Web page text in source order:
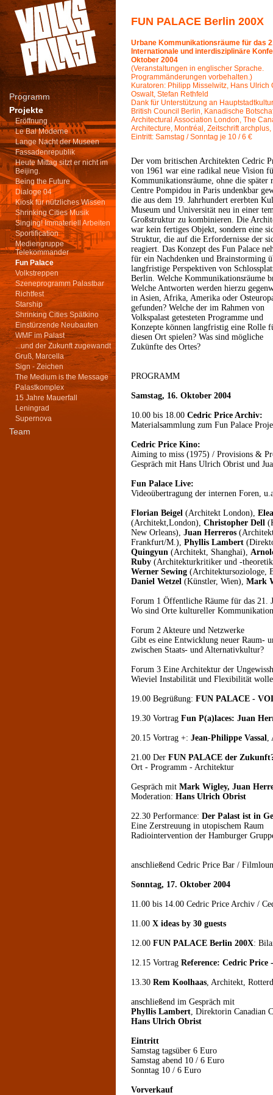
Programm
Projekte
Eröffnung
Le Bal Moderne
Lange Nacht der Museen
Fassadenrepublik
Heute Mittag sitzt er nicht im
Beijing.
Being the Future
Dialoge 04
Kiosk für nützliches Wissen
Shrinking Cities Musik
Singing! Immateriell Arbeiten
Sportification
Mediengruppe
Telekommander
Fun Palace
Volkstreppen
Szeneprogramm Palastbar
Richtfest
Starship
Shrinking Cities Spätkino
Einstürzende Neubauten
WMF im Palast
...und der Zukunft zugewandt
Gruß, Marcella
Sign - Zeichen
The Medium is the Message
Palastkomplex
15 Jahre Mauerfall
Leningrad
Supernova
Team
FUN PALACE Berlin 200X
Urbane Kommunikationsräume für das
Internationale und interdisziplinäre
Oktober 2004
(Veranstaltungen in englischer Sprache.
Programmänderungen vorbehalten.)
Kuratoren: Philipp Misselwitz, Hans Ulrich
Oswalt, Stefan Rethfeld
Dank für Unterstützung an
British Council Berlin, Kanadische
Architectural Association London, The
Architecture, Montréal, Zeitschrift
Eintritt: Samstag / Sonntag je 10 / 6 €
Der vom britischen Architekten Cedric
von 1961 war eine radikal neue Vision
Kommunikationsräume, ohne die später
Centre Pompidou in Paris undenkbar
die aus dem 19. Jahrhundert ererbten
Museum und Universität neu in einer
Großstruktur zu kombinieren. Die
war kein fertiges Objekt, sondern eine
Struktur, die auf die Erfordernisse der
reagiert. Das Konzept des Fun Palace
für ein Nachdenken und Brainstorming
langfristige Perspektiven von
Berlin. Welche Kommunikationsräume
Welche Antworten werden hierzu
in Asien, Afrika, Amerika oder
gefunden? Welche der im Rahmen von
Volkspalast getesteten Programme und
Konzepte können langfristig eine Rolle
diesen Ort spielen? Was sind mögliche
Zukünfte des Ortes?
PROGRAMM
Samstag, 16. Oktober 2004
10.00 bis 18.00 Cedric Price Archiv:
Materialsammlung zum Fun Palace
Cedric Price Kino:
Aiming to miss (1975) / Provisions &
Gespräch mit Hans Ulrich Obrist und
Fun Palace Live:
Videoübertragung der internen Foren,
Florian Beigel (Architekt London),
(Architekt,London), Christopher Dell
New Orleans), Juan Herreros
Frankfurt/M.), Phyllis Lambert
Quingyun (Architekt, Shanghai),
Ruby (Architekturkritiker und -
Werner Sewing (Architektursoziologe,
Daniel Wetzel (Künstler, Wien), Mark
Forum 1 Öffentliche Räume für das 21.
Wo sind Orte kultureller
Forum 2 Akteure und Netzwerke
Gibt es eine Entwicklung neuer Raum-
zwischen Staats- und Alternativkultur?
Forum 3 Eine Architektur der
Wieviel Instabilität und Flexibilität
19.00 Begrüßung: FUN PALACE -
19.30 Vortrag Fun P(a)laces: Juan
20.15 Vortrag +: Jean-Philippe Vassal,
21.00 Der FUN PALACE der
Ort - Programm - Architektur
Gespräch mit Mark Wigley, Juan
Moderation: Hans Ulrich Obrist
22.30 Performance: Der Palast ist in
Eine Zerstreuung in utopischem Raum
Radiointervention der Hamburger
anschließend Cedric Price Bar /
Sonntag, 17. Oktober 2004
11.00 bis 14.00 Cedric Price Archiv /
11.00 X ideas by 30 guests
12.00 FUN PALACE Berlin 200X:
12.15 Vortrag Reference: Cedric
13.30 Rem Koolhaas, Architekt,
anschließend im Gespräch mit
Phyllis Lambert, Direktorin Canadian
Hans Ulrich Obrist
Eintritt
Samstag tagsüber 6 Euro
Samstag abend 10 / 6 Euro
Sonntag 10 / 6 Euro
Vorverkauf